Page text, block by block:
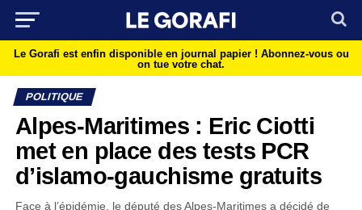
Le Gorafi est enfin disponible en journal papier ! Abonnez-vous ou
on tue votre chat.
POLITIQUE
Alpes-Maritimes : Eric Ciotti
met en place des tests PCR
d’islamo-gauchisme gratuits
Face à l’épidémie, le député des Alpes-Maritimes a décidé de